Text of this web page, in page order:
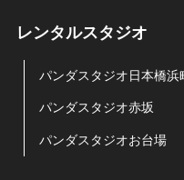
レンタルスタジオ
パンダスタジオ日本橋浜
パンダスタジオ赤坂
パンダスタジオお台場